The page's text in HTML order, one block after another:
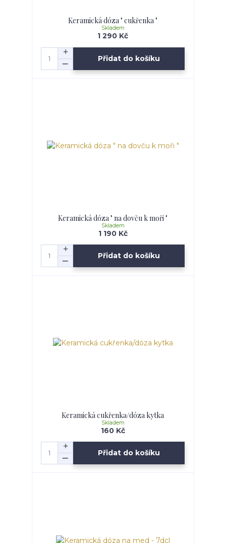
Keramická dóza " cukřenka "
1 290 Kč
Skladem
Přidat do košíku
Keramická dóza " na dovču k moři "
1 190 Kč
Skladem
Přidat do košíku
Keramická cukřenka/dóza kytka
160 Kč
Skladem
Přidat do košíku